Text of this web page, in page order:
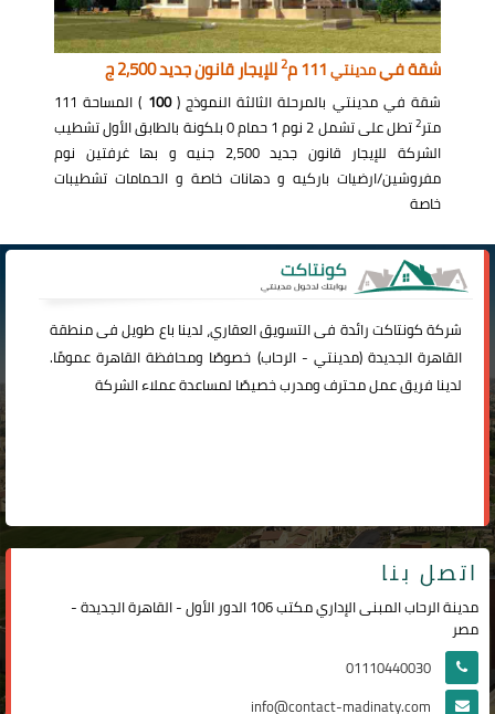
شقة فيمدينتي 2للإيجار قانون جديد 2,500 ج
شقة في مدينتي بالمرحلة الثالثة النموذج (100
) المساحة 111
متر2
تطل على تشمل 2 نوم 1 حمام 0 بلكونة بالطابق الأول تشطيب
الشركة للإيجار قانون جديد 2,500 جنيه و بها غرفتين نوم
مفروشين/ارضيات باركيه و دهانات خاصة و الحمامات تشطيبات
خاصة
شركةكونتاكترائدة فى التسويق العقاري، لدينا باع طويل فى منطقة
القاهرة الجديدة (مدينتي -الرحاب) خصوصًا ومحافظة القاهرة عمومًا.
لدينا فريق عمل محترف ومدرب خصيصًا لمساعدة عملاء الشركة
اتصل بنا
مدينة الرحاب المبنى الإداري مكتب 106 الدور الأول - القاهرة الجديدة -
مصر
01110440030
info@contact-madinaty.com